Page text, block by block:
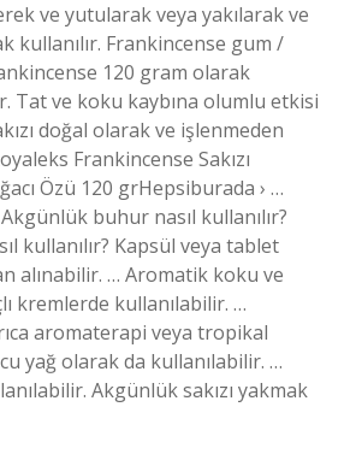
ve yutularak veya yakılarak ve
kullanılır. Frankincense gum /
120 gram olarak
Tat ve koku kaybına olumlu etkisi
doğal olarak ve işlenmeden
Frankincense Sakızı
Özü 120 grHepsiburada › …
buhur nasıl kullanılır?
kullanılır? Kapsül veya tablet
alınabilir. … Aromatik koku ve
kremlerde kullanılabilir. …
aromaterapi veya tropikal
yağ olarak da kullanılabilir. …
Akgünlük sakızı yakmak